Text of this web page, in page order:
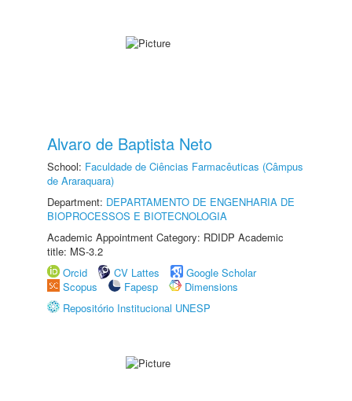
Alvaro de Baptista Neto
School: Faculdade de Ciências Farmacêuticas (Câmpus
de Araraquara)
Department: DEPARTAMENTO DE ENGENHARIA DE
BIOPROCESSOS E BIOTECNOLOGIA
Academic Appointment Category: RDIDP Academic
title: MS-3.2
Orcid
CV Lattes
Google Scholar
Scopus
Fapesp
Dimensions
Repositório Institucional UNESP